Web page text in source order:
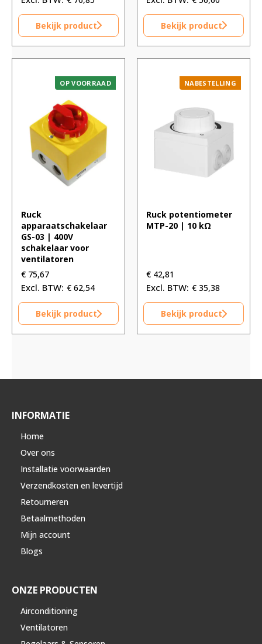
Bekijk product Bekijk product
OP VOORRAAD
Ruck
apparaatschakelaar
GS-03 | 400V
schakelaar voor
ventilatoren
€ 75,67
€ 62,54
Bekijk product
NABESTELLING
Ruck potentiometer
MTP-20 | 10 kΩ
€ 42,81
€ 35,38
Bekijk product
INFORMATIE
Home
Over ons
Installatie voorwaarden
Verzendkosten en levertijd
Retourneren
Betaalmethoden
Mijn account
Blogs
ONZE PRODUCTEN
Airconditioning
Ventilatoren